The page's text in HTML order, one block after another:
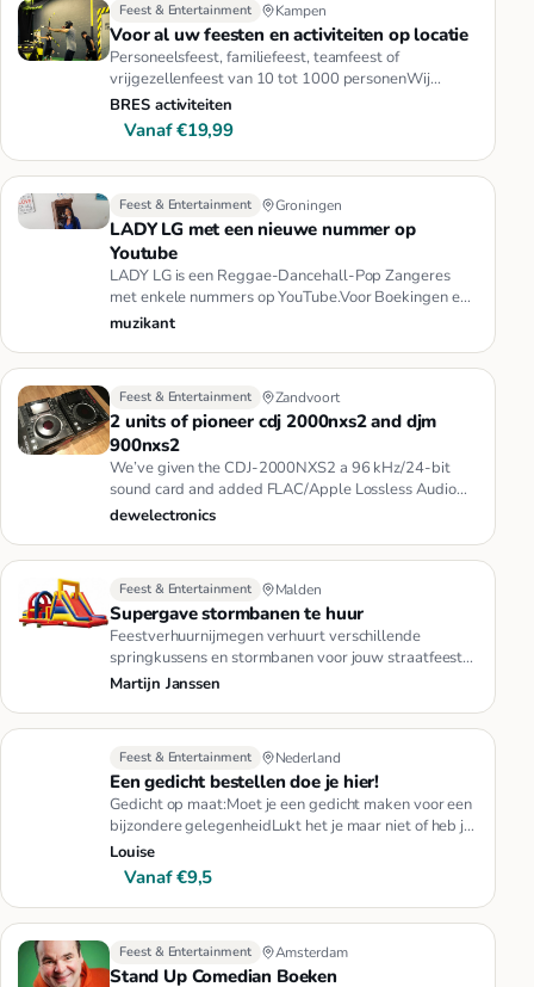
Feest & Entertainment Kampen
Voor al uw feesten en activiteiten op locatie
Personeelsfeest, familiefeest, teamfeest of
vrijgezellenfeest van 10 tot 1000 personenWij
komen langs op locatie in Gron…
BRES activiteiten
Vanaf €19,99
Feest & Entertainment Groningen
LADY LG met een nieuwe nummer op
Youtube
LADY LG is een Reggae-Dancehall-Pop Zangeres
met enkele nummers op YouTube.Voor Boekingen en
Optredens maak contact op F…
muzikant
Feest & Entertainment Zandvoort
2 units of pioneer cdj 2000nxs2 and djm
900nxs2
We’ve given the CDJ-2000NXS2 a 96 kHz/24-bit
sound card and added FLAC/Apple Lossless Audio
(ALAC) support – paving the …
dewelectronics
Feest & Entertainment Malden
Supergave stormbanen te huur
Feestverhuurnijmegen verhuurt verschillende
springkussens en stormbanen voor jouw straatfeest
of sportdag en alles tegen…
Martijn Janssen
Feest & Entertainment Nederland
Een gedicht bestellen doe je hier!
Gedicht op maat:Moet je een gedicht maken voor een
bijzondere gelegenheidLukt het je maar niet of heb je
eenvoudigweg di…
Louise
Vanaf €9,5
Feest & Entertainment Amsterdam
Stand Up Comedian Boeken